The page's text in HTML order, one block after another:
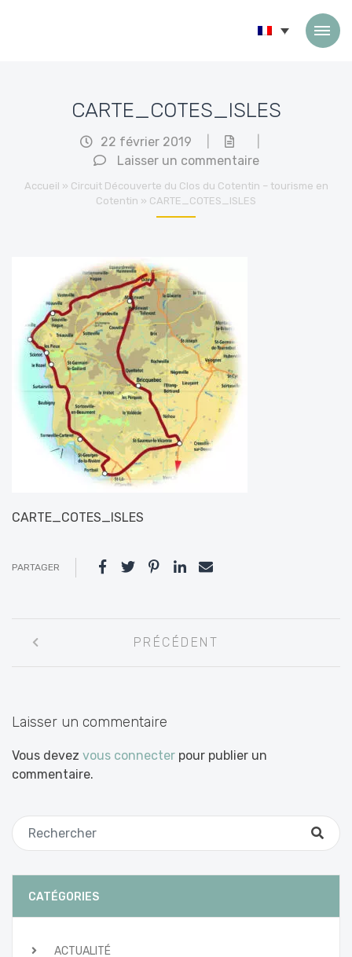
CARTE_COTES_ISLES
22 février 2019
Laisser un commentaire
Accueil » Circuit Découverte du Clos du Cotentin – tourisme en
Cotentin » CARTE_COTES_ISLES
CARTE_COTES_ISLES
PARTAGER
entre
PRÉCÉDENT
Laisser un commentaire
Vous devez vous connecter pour publier un
commentaire.
CATÉGORIES
ACTUALITÉ